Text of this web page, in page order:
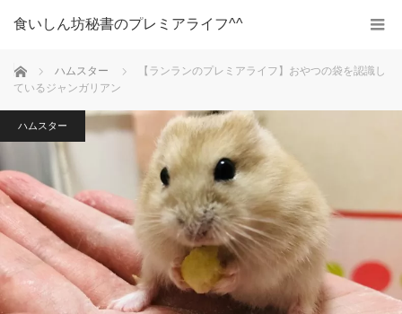
食いしん坊秘書のプレミアライフ^^
ホーム ハムスター
【ランランのプレミアライフ】おやつの袋を認識し
ているジャンガリアン
ハムスター